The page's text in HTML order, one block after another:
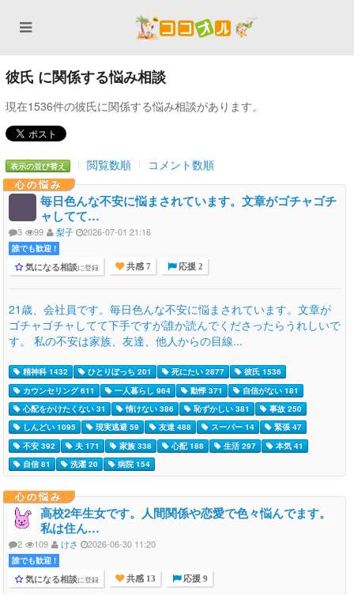
彼氏 に関係する悩み相談
現在1536件の彼氏に関係する悩み相談があります。
表示の並び替え 閲覧数順 コメント数順
心の悩み
毎日色んな不安に悩まされています。文章がゴチャゴチ
ャしてて…
3 99 梨子 2026-07-01 21:16
誰でも歓迎 !
気になる相談に登録 共感 7 応援 2
21歳、会社員です。毎日色んな不安に悩まされています。文章が
ゴチャゴチャしてて下手ですが誰か読んでくださったらうれしいで
す。 私の不安は家族、友達、他人からの目線...
精神科 1432 ひとりぼっち 201 死にたい 2877
彼氏 1536
カウンセリング 611
一人暮らし 964 動悸 371
自信がない 181
心配をかけたくない 31
情けない 386 恥ずかしい 381
事故 250
しんどい 1095
現実逃避 59 友達 488 スーパー 14
緊張 47
不安 392
夫 171 家族 338 心配 188 生活 297
本気 41
自信 81
洗濯 20 病院 154
心の悩み
高校2年生女です。人間関係や恋愛で色々悩んでます。
私は住ん…
2 109 けさ 2026-06-30 11:20
誰でも歓迎 !
気になる相談に登録 共感 13 応援 9